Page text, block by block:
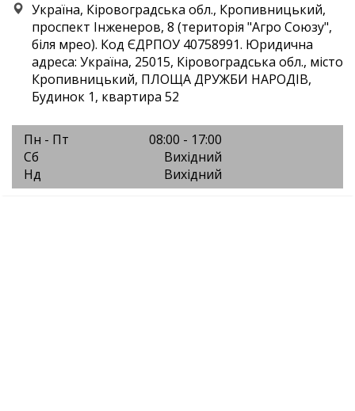
Україна, Кіровоградська обл., Кропивницький,
проспект Інженеров, 8 (територія "Агро Союзу",
біля мрео). Код ЄДРПОУ 40758991. Юридична
адреса: Україна, 25015, Кіровоградська обл., місто
Кропивницький, ПЛОЩА ДРУЖБИ НАРОДІВ,
Будинок 1, квартира 52
Пн - Пт
08:00 - 17:00
Сб
Вихідний
Нд
Вихідний